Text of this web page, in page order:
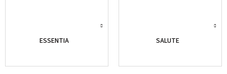
ESSENTIA SALUTE